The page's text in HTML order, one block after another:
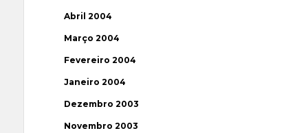
Abril 2004
Março 2004
Fevereiro 2004
Janeiro 2004
Dezembro 2003
Novembro 2003